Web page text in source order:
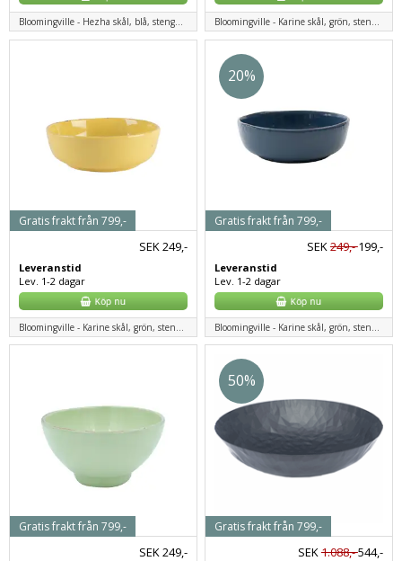
Bloomingville - Hezha skål, blå, stengods Bloomingville - Karine skål, grön, stengods
SEK249,-
Leveranstid
Lev. 1-2 dagar
Gratis frakt från 799,-
20%
SEK249,-199,-
Leveranstid
Lev. 1-2 dagar
Gratis frakt från 799,-
SEK249,-
Gratis frakt från 799,-
50%
SEK1.088,-544,-
Gratis frakt från 799,-